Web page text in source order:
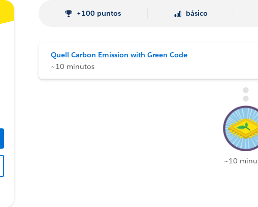
+100 puntos básico
Quell Carbon Emission with Green Code
~10 minutos
~10